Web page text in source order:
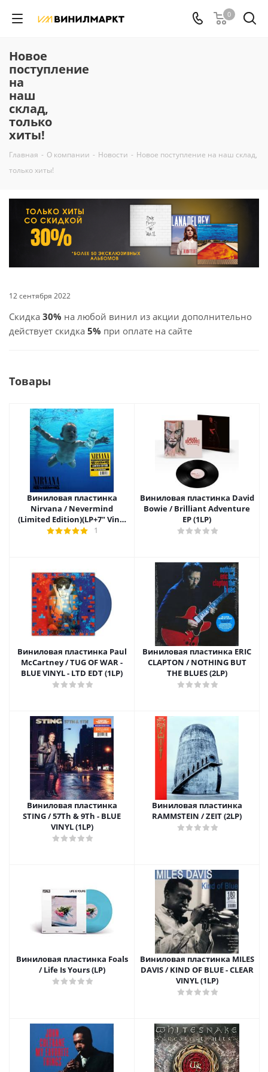
0
Новое
поступление
на
наш
склад,
только
хиты!
Главная - О компании - Новости - Новое поступление на наш склад,
только хиты!
12 сентября 2022
Скидка 30% на любой винил из акции дополнительно
действует скидка 5% при оплате на сайте
Товары
Виниловая пластинка
Nirvana / Nevermind
(Limited Edition)(LP+7" Vinyl
Single)
1
Виниловая пластинка David
Bowie / Brilliant Adventure
EP (1LP)
Виниловая пластинка Paul
McCartney / TUG OF WAR -
BLUE VINYL - LTD EDT (1LP)
Виниловая пластинка ERIC
CLAPTON / NOTHING BUT
THE BLUES (2LP)
Виниловая пластинка
STING / 57Th & 9Th - BLUE
VINYL (1LP)
Виниловая пластинка
RAMMSTEIN / ZEIT (2LP)
Виниловая пластинка Foals
/ Life Is Yours (LP)
Виниловая пластинка MILES
DAVIS / KIND OF BLUE - CLEAR
VINYL (1LP)